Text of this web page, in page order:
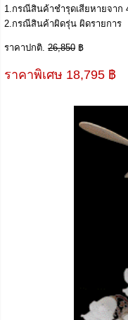
1.กรณีสินค้าชำรุดเสียหายจาก
2.กรณีสินค้าผิดรุ่น ผิดรายการ
ราคาปกติ. 26,850 ฿
ราคาพิเศษ 18,795 ฿